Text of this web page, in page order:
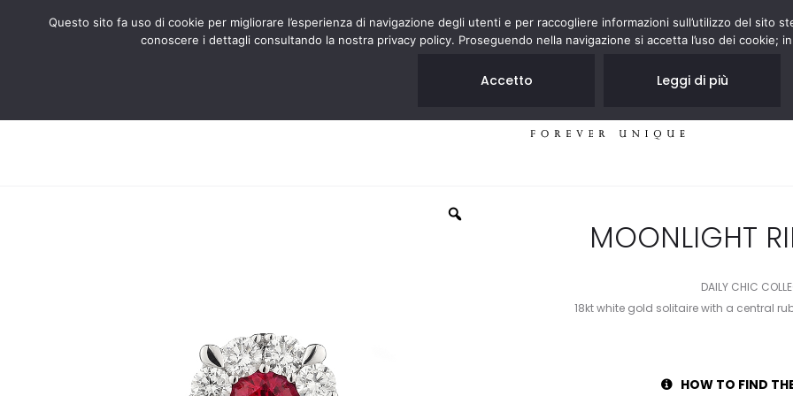
MOONLIGHT
DAILY CHIC
18kt white gold solitaire with a central
HOW TO FIND
Questo sito fa uso di cookie per migliorare l’esperienza di navigazione degli utenti e per raccogliere informazioni sull’utilizzo del sito
conoscere i dettagli consultando la nostra privacy policy. Proseguendo nella navigazione si accetta l’uso dei cookie;
Accetto Leggi di più